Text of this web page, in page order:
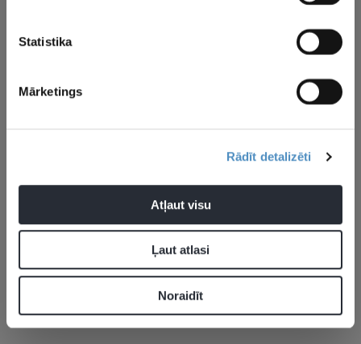
Statistika
Mārketings
Rādīt detalizēti
Atļaut visu
Ļaut atlasi
Noraidīt
Kreišs pirms EČ:
Pēdējā laikā varbūt
rezultāti, bet…
vieglatlētikā
“Kā
pelniem
par
Eiropas